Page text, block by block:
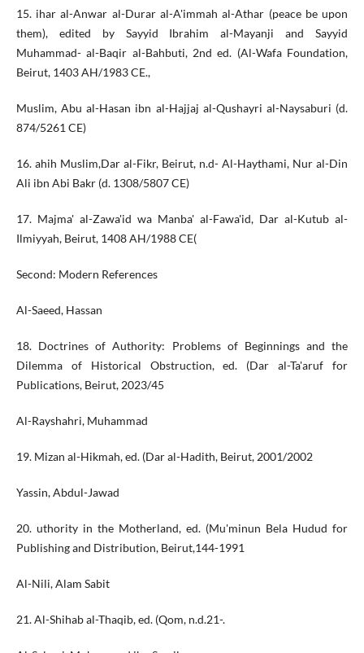
15. ihar al-Anwar al-Durar al-A'immah al-Athar (peace be upon
them), edited by Sayyid Ibrahim al-Mayanji and Sayyid
Muhammad- al-Baqir al-Bahbuti, 2nd ed. (Al-Wafa Foundation,
Beirut, 1403 AH/1983 CE.,
Muslim, Abu al-Hasan ibn al-Hajjaj al-Qushayri al-Naysaburi (d.
874/5261 CE)
16. ahih Muslim,Dar al-Fikr, Beirut, n.d- Al-Haythami, Nur al-Din
Ali ibn Abi Bakr (d. 1308/5807 CE)
17. Majma' al-Zawa'id wa Manba' al-Fawa'id, Dar al-Kutub al-
Ilmiyyah, Beirut, 1408 AH/1988 CE(
Second: Modern References
Al-Saeed, Hassan
18. Doctrines of Authority: Problems of Beginnings and the
Dilemma of Historical Obstruction, ed. (Dar al-Ta'aruf for
Publications, Beirut, 2023/45
Al-Rayshahri, Muhammad
19. Mizan al-Hikmah, ed. (Dar al-Hadith, Beirut, 2001/2002
Yassin, Abdul-Jawad
20. uthority in the Motherland, ed. (Mu'minun Bela Hudud for
Publishing and Distribution, Beirut,144-1991
Al-Nili, Alam Sabit
21. Al-Shihab al-Thaqib, ed. (Qom, n.d.21-.